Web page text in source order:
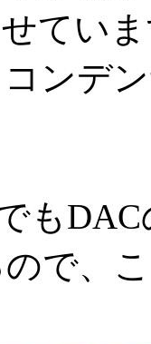
てい
ンデ
も
で、